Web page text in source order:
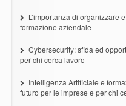
L’importanza di organizzare
formazione aziendale
Cybersecurity: sfida ed
per chi cerca lavoro
Intelligenza Artificiale e
futuro per le imprese e per chi